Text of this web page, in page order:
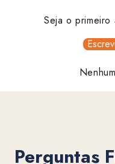
Seja o primeiro
Perguntas